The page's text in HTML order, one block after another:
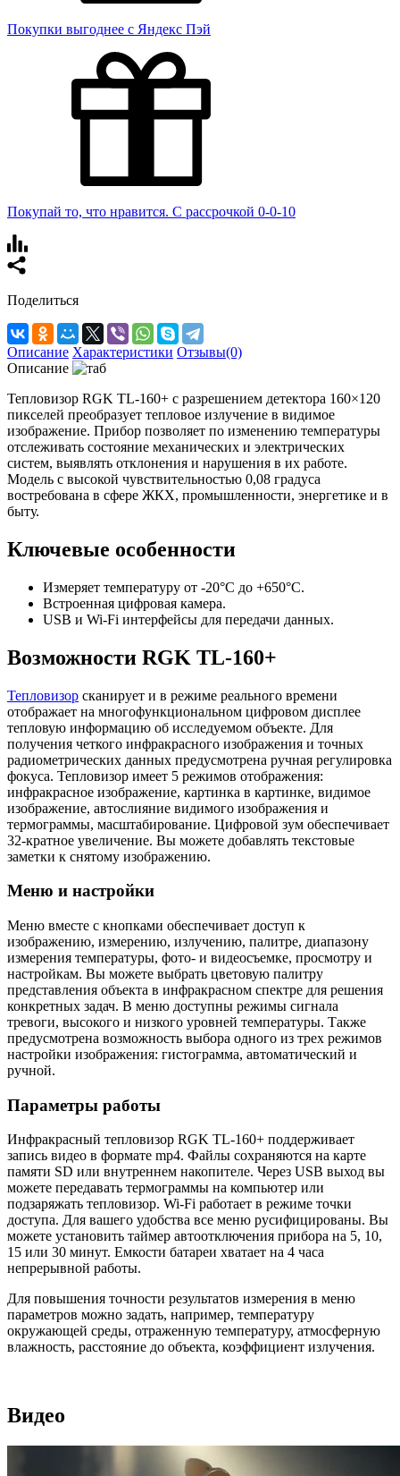
Покупки выгоднее с Яндекс Пэй
Покупай то, что нравится. С рассрочкой 0-0-10
Поделиться
Описание Характеристики Отзывы(0)
Описание
Тепловизор RGK TL-160+ с разрешением детектора 160×120
пикселей преобразует тепловое излучение в видимое
изображение. Прибор позволяет по изменению температуры
отслеживать состояние механических и электрических
систем, выявлять отклонения и нарушения в их работе.
Модель с высокой чувствительностью 0,08 градуса
востребована в сфере ЖКХ, промышленности, энергетике и в
быту.
Ключевые особенности
Измеряет температуру от -20°C до +650°C.
Встроенная цифровая камера.
USB и Wi-Fi интерфейсы для передачи данных.
Возможности RGK TL-160+
Тепловизор сканирует и в режиме реального времени
отображает на многофункциональном цифровом дисплее
тепловую информацию об исследуемом объекте. Для
получения четкого инфракрасного изображения и точных
радиометрических данных предусмотрена ручная регулировка
фокуса. Тепловизор имеет 5 режимов отображения:
инфракрасное изображение, картинка в картинке, видимое
изображение, автослияние видимого изображения и
термограммы, масштабирование. Цифровой зум обеспечивает
32-кратное увеличение. Вы можете добавлять текстовые
заметки к снятому изображению.
Меню и настройки
Меню вместе с кнопками обеспечивает доступ к
изображению, измерению, излучению, палитре, диапазону
измерения температуры, фото- и видеосъемке, просмотру и
настройкам. Вы можете выбрать цветовую палитру
представления объекта в инфракрасном спектре для решения
конкретных задач. В меню доступны режимы сигнала
тревоги, высокого и низкого уровней температуры. Также
предусмотрена возможность выбора одного из трех режимов
настройки изображения: гистограмма, автоматический и
ручной.
Параметры работы
Инфракрасный тепловизор RGK TL-160+ поддерживает
запись видео в формате mp4. Файлы сохраняются на карте
памяти SD или внутреннем накопителе. Через USB выход вы
можете передавать термограммы на компьютер или
подзаряжать тепловизор. Wi-Fi работает в режиме точки
доступа. Для вашего удобства все меню русифицированы. Вы
можете установить таймер автоотключения прибора на 5, 10,
15 или 30 минут. Емкости батареи хватает на 4 часа
непрерывной работы.
Для повышения точности результатов измерения в меню
параметров можно задать, например, температуру
окружающей среды, отраженную температуру, атмосферную
влажность, расстояние до объекта, коэффициент излучения.
Видео